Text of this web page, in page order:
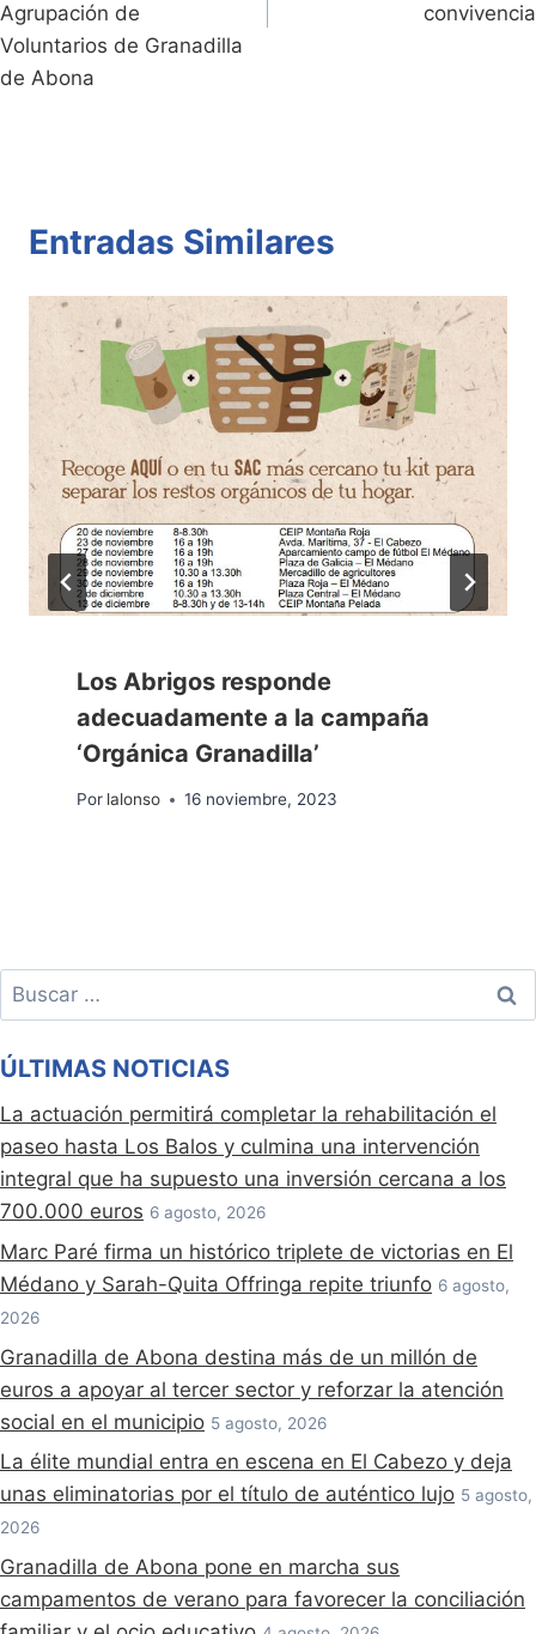
Agrupación de
Voluntarios de Granadilla
de Abona
convivencia
Entradas Similares
Los Abrigos responde
adecuadamente a la campaña
‘Orgánica Granadilla’
Por lalonso 16 noviembre, 2023
Buscar:
ÚLTIMAS NOTICIAS
La actuación permitirá completar la rehabilitación el
paseo hasta Los Balos y culmina una intervención
integral que ha supuesto una inversión cercana a los
700.000 euros 6 agosto, 2026
Marc Paré firma un histórico triplete de victorias en El
Médano y Sarah-Quita Offringa repite triunfo 6 agosto,
2026
Granadilla de Abona destina más de un millón de
euros a apoyar al tercer sector y reforzar la atención
social en el municipio 5 agosto, 2026
La élite mundial entra en escena en El Cabezo y deja
unas eliminatorias por el título de auténtico lujo 5 agosto,
2026
Granadilla de Abona pone en marcha sus
campamentos de verano para favorecer la conciliación